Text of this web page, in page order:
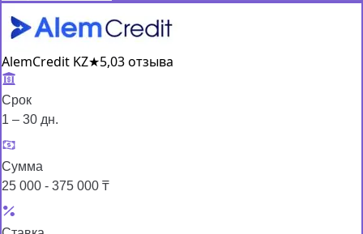
AlemCredit KZ★5,03 отзыва
Срок
1 – 30 дн.
Сумма
25 000 - 375 000 ₸